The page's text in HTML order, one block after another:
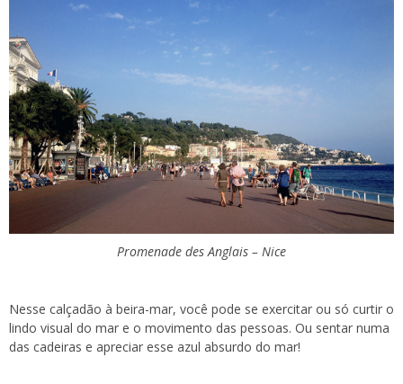
Promenade des Anglais – Nice
Nesse calçadão à beira-mar, você pode se exercitar ou só curtir o
lindo visual do mar e o movimento das pessoas. Ou sentar numa
das cadeiras e apreciar esse azul absurdo do mar!